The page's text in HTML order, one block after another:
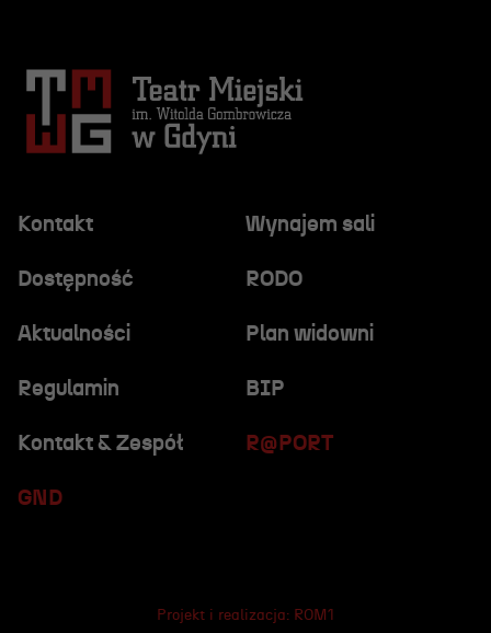
Kontakt Wynajem sali
Dostępność RODO
R@PORT
Aktualności Plan widowni
Regulamin BIP
GND
Kontakt & Zespół
Projekt i realizacja: ROM1